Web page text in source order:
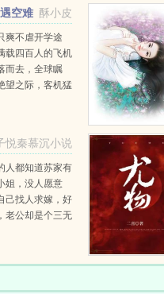
酥小皮
空难
爽不虐开学途
载四百人的飞机
而去，全球瞩
望之际，客机猛
悦秦慕沉小说
人都知道苏家有
姐，没人愿意
己找人求嫁，好
老公却是个三无
，成为了响当当